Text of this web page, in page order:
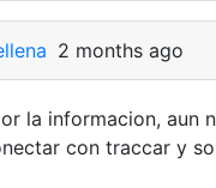
2 months ago
la informacion, aun
con traccar y